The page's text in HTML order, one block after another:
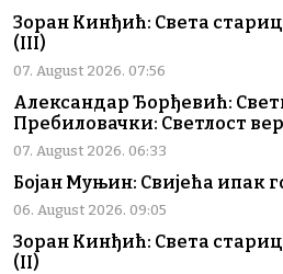
Зоран Кинђић: Света
(III)
07. August 2026. 07:56
Александар Ђорђевић:
Пребиловачки: Светлост
07. August 2026. 06:33
Бојан Муњин: Свијећа ипак
06. August 2026. 09:05
Зоран Кинђић: Света
(II)